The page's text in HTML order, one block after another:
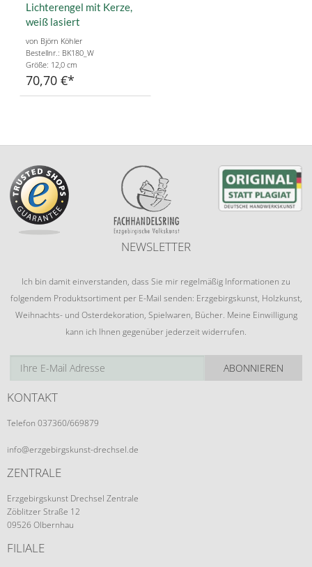
Lichterengel mit Kerze,
weiß lasiert
von Björn Köhler
Bestellnr.: BK180_W
Größe: 12,0 cm
70,70 €
NEWSLETTER
Ich bin damit einverstanden, dass Sie mir regelmäßig Informationen zu
folgendem Produktsortiment per E-Mail senden: Erzgebirgskunst, Holzkunst,
Weihnachts- und Osterdekoration, Spielwaren, Bücher. Meine Einwilligung
kann ich Ihnen gegenüber jederzeit widerrufen.
ABONNIEREN
KONTAKT
Telefon 037360/669879
info@erzgebirgskunst-drechsel.de
ZENTRALE
Erzgebirgskunst Drechsel Zentrale
Zöblitzer Straße 12
09526 Olbernhau
FILIALE